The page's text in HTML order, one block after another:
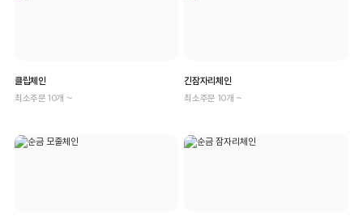
클립체인
최소주문 10개 ~
긴잠자리체인
최소주문 10개 ~